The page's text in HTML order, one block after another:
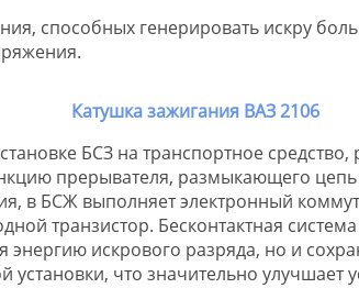
способных генерировать искру
БСЗ на транспортное
прерывателя, размыкающего
в БСЖ выполняет электронный
транзистор. Бесконтактная
энергию искрового разряда, но и
что значительно улучшает